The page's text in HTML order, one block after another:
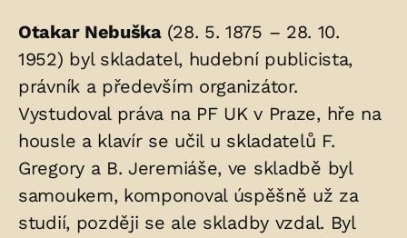
Životopis
osoby/osob
uložených
v
hrobu:
Otakar Nebuška (28. 5. 1875 – 28. 10.
1952) byl skladatel, hudební publicista,
právník a především organizátor.
Vystudoval práva na PF UK v Praze, hře na
housle a klavír se učil u skladatelů F.
Gregory a B. Jeremiáše, ve skladbě byl
samoukem, komponoval úspěšně už za
studií, později se ale skladby vzdal. Byl